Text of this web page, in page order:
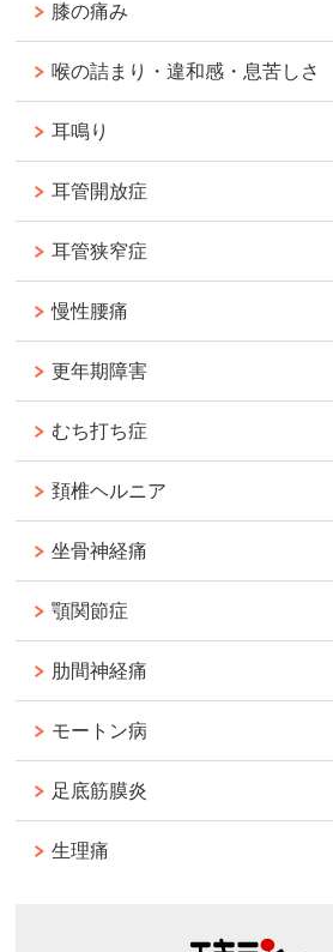
膝の痛み
喉の詰まり・違和感・息苦しさ
耳鳴り
耳管開放症
耳管狭窄症
慢性腰痛
更年期障害
むち打ち症
頚椎ヘルニア
坐骨神経痛
顎関節症
肋間神経痛
モートン病
足底筋膜炎
生理痛